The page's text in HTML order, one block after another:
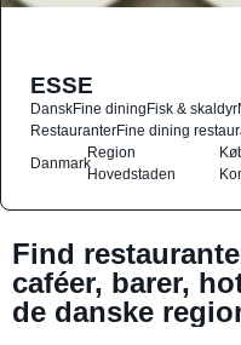
ESSE
DanskFine diningFisk & skaldyr
RestauranterFine dining
Danmark
Region
Hovedstaden
Find
caféer, barer,
de danske